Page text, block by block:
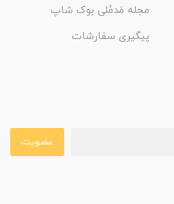
مجله مَدمُلی بوک شاپ
پیگیری سفارشات
عضویت